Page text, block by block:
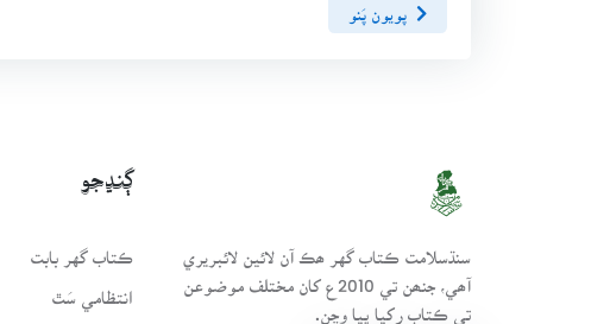
پويون پَنو
سنڌسلامت ڪتاب گهر ھڪ آن لائين لائبريري
آھي، جنھن تي 2010ع کان مختلف موضوعن
تي ڪتاب رکيا پيا وڃن.
ڳنڍجو
ڪتاب گهر بابت
انتظامي سَٿ